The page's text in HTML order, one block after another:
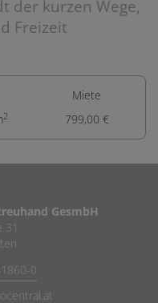
der kurzen Wege,
Freizeit
2
Miete
799,00 €
GesmbH
31
0